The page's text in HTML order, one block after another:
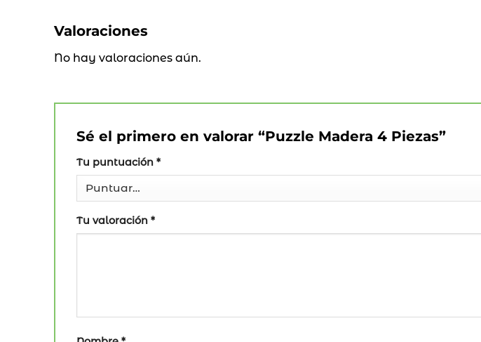
Valoraciones
No hay valoraciones aún.
Sé el primero en valorar “Puzzle Madera 4 Piezas”
Tu puntuación *
Tu valoración *